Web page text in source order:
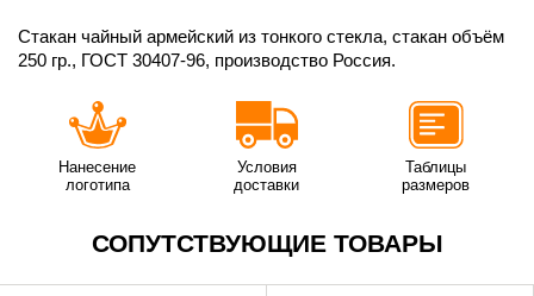
Стакан чайный армейский из тонкого стекла, стакан объём
250 гр., ГОСТ 30407-96, производство Россия.
Нанесение
логотипа
Условия
доставки
Таблицы
размеров
СОПУТСТВУЮЩИЕ ТОВАРЫ